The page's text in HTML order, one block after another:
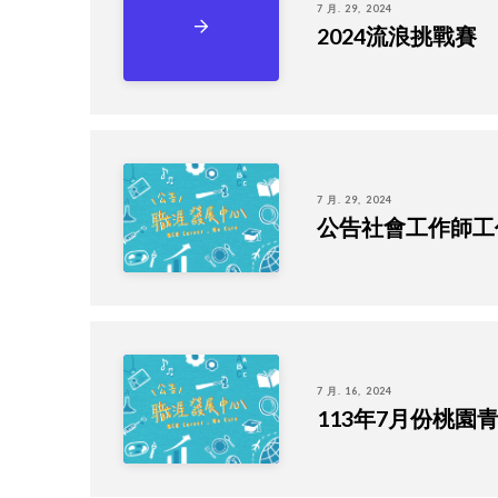
7 月. 29, 2024
2024流浪挑戰賽
7 月. 29, 2024
公告社會工作師
7 月. 16, 2024
113年7月份桃園